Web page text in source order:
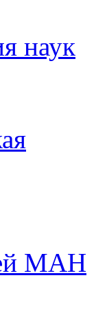
наук
МАН